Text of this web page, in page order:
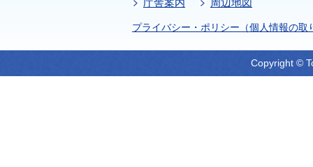
プライバシー・ポリシー（個人情報の取
Copyright ©